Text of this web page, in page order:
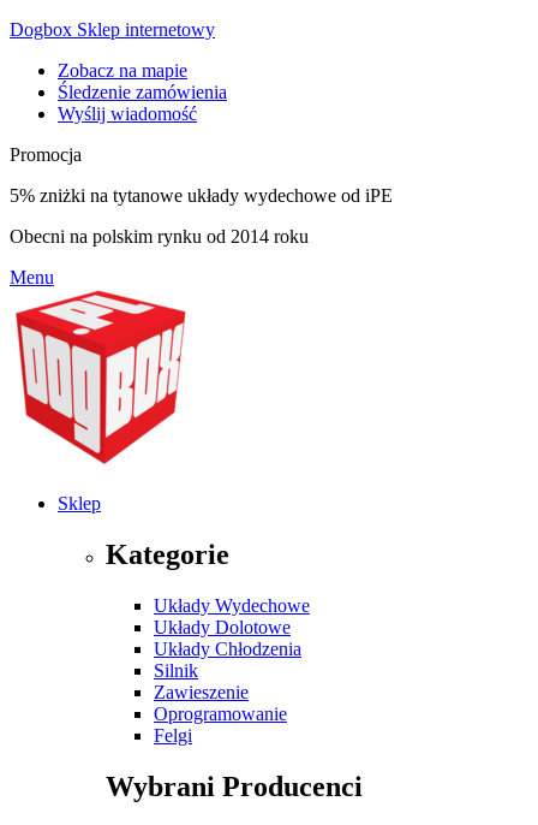
Dogbox Sklep internetowy
Zobacz na mapie
Śledzenie zamówienia
Wyślij wiadomość
Promocja
5% zniżki na tytanowe układy wydechowe od iPE
Obecni na polskim rynku od 2014 roku
Menu
Sklep
Kategorie
Układy Wydechowe
Układy Dolotowe
Układy Chłodzenia
Silnik
Zawieszenie
Oprogramowanie
Felgi
Wybrani Producenci